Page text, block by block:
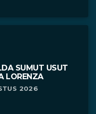
SUMUT USUT
LORENZA
2026